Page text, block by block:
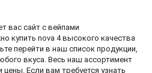
вас сайт с вейпами
купить nova 4высокого качества
перейти в наш список продукции,
вкуса. Весь наш ассортимент
цены. Если вам требуется узнать